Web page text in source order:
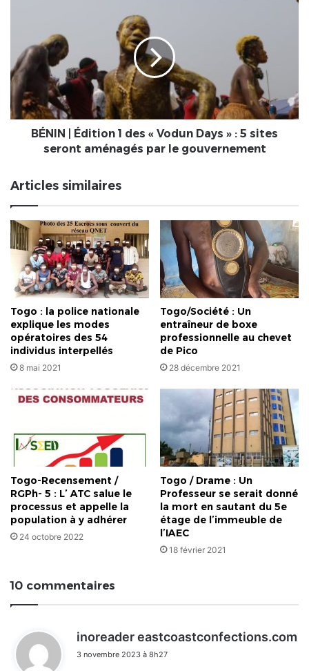
des
«
Vodun
Days
»
aménagés
par
le
gouvernement
BÉNIN | Édition 1 des « Vodun Days » : 5 sites
seront aménagés par le gouvernement
Articles similaires
Togo : la police nationale
explique les modes
opératoires des 54
individus interpellés
8 mai 2021
Togo/Société : Un
entraîneur de boxe
professionnelle au chevet
de Pico
28 décembre 2021
Togo-Recensement /
RGPh- 5 : L’ ATC salue le
processus et appelle la
population à y adhérer
24 octobre 2022
Togo / Drame : Un
Professeur se serait donné
la mort en sautant du 5e
étage de l’immeuble de
l’IAEC
18 février 2021
10 commentaires
inoreader eastcoastconfections.com
3 novembre 2023 à 8h27